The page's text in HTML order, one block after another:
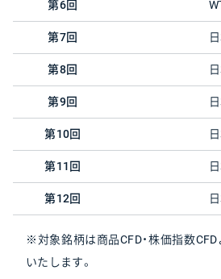
第6回
第7回
第8回
第9回
第10回
第11回
第12回
※対象銘柄は商品CFD・株価指数
いたします。